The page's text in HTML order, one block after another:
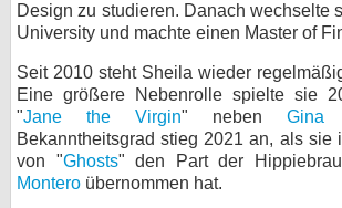
Design zu studieren. Danach wechselte
University und machte einen Master of
Seit 2010 steht Sheila wieder
Eine größere Nebenrolle spielte sie
"Jane the Virgin" neben Gina
Bekanntheitsgrad stieg 2021 an, als sie
von "Ghosts" den Part der
Montero übernommen hat.
bei X
bei Facebook
Kontakt